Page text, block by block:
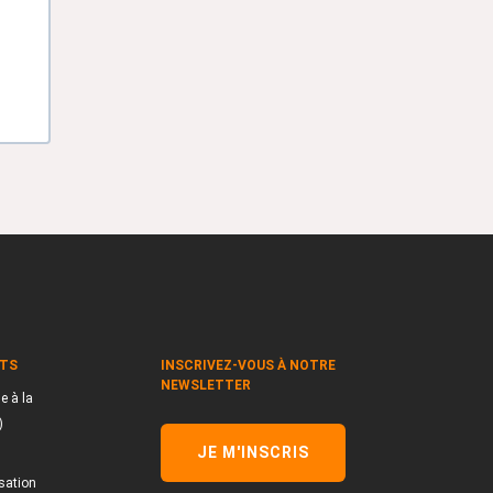
à la
INSCRIVEZ-VOUS À NOTRE
NEWSLETTER
JE M'INSCRIS